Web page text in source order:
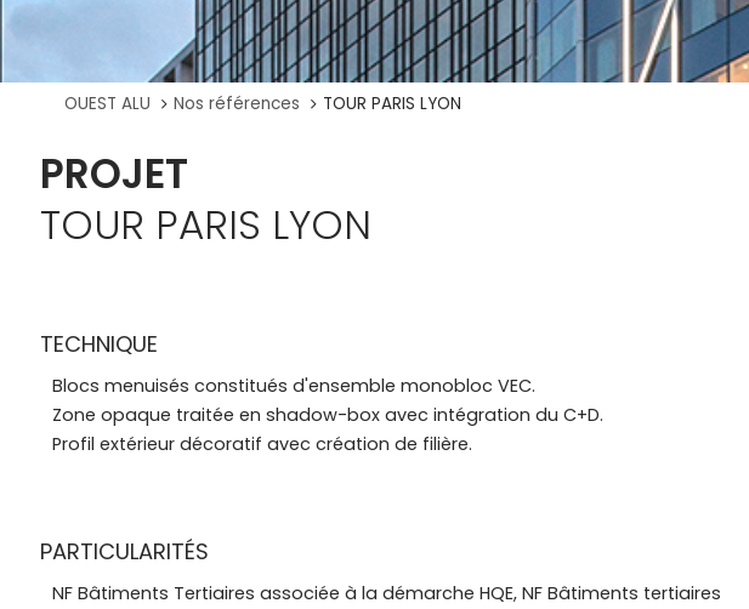
OUEST ALU Nos références TOUR PARIS LYON
TOUR PARIS LYON
TECHNIQUE
Blocs menuisés constitués d'ensemble monobloc VEC.
Zone opaque traitée en shadow-box avec intégration du C+D.
Profil extérieur décoratif avec création de filière.
PARTICULARITÉS
NF Bâtiments Tertiaires associée à la démarche HQE, NF Bâtiments tertiaires